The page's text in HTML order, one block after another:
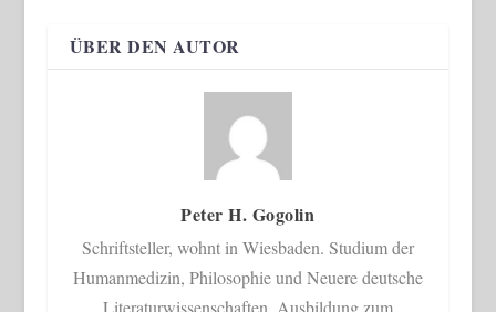
ÜBER DEN AUTOR
Peter H. Gogolin
Schriftsteller, wohnt in Wiesbaden. Studium der
Humanmedizin, Philosophie und Neuere deutsche
Literaturwissenschaften, Ausbildung zum